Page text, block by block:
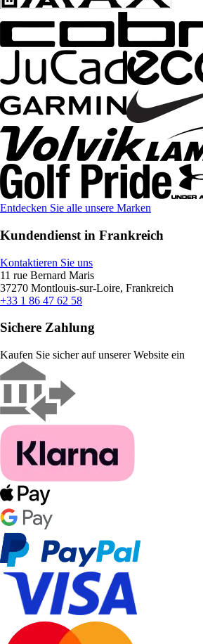
Entdecken Sie alle unsere Marken
Kundendienst in Frankreich
Kontaktieren Sie uns
11 rue Bernard Maris
37270 Montlouis-sur-Loire, Frankreich
+33 1 86 47 62 58
Sichere Zahlung
Kaufen Sie sicher auf unserer Website ein